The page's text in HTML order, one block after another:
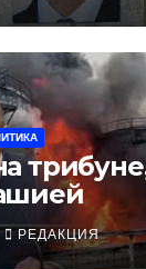
РЕДАКЦИЯ